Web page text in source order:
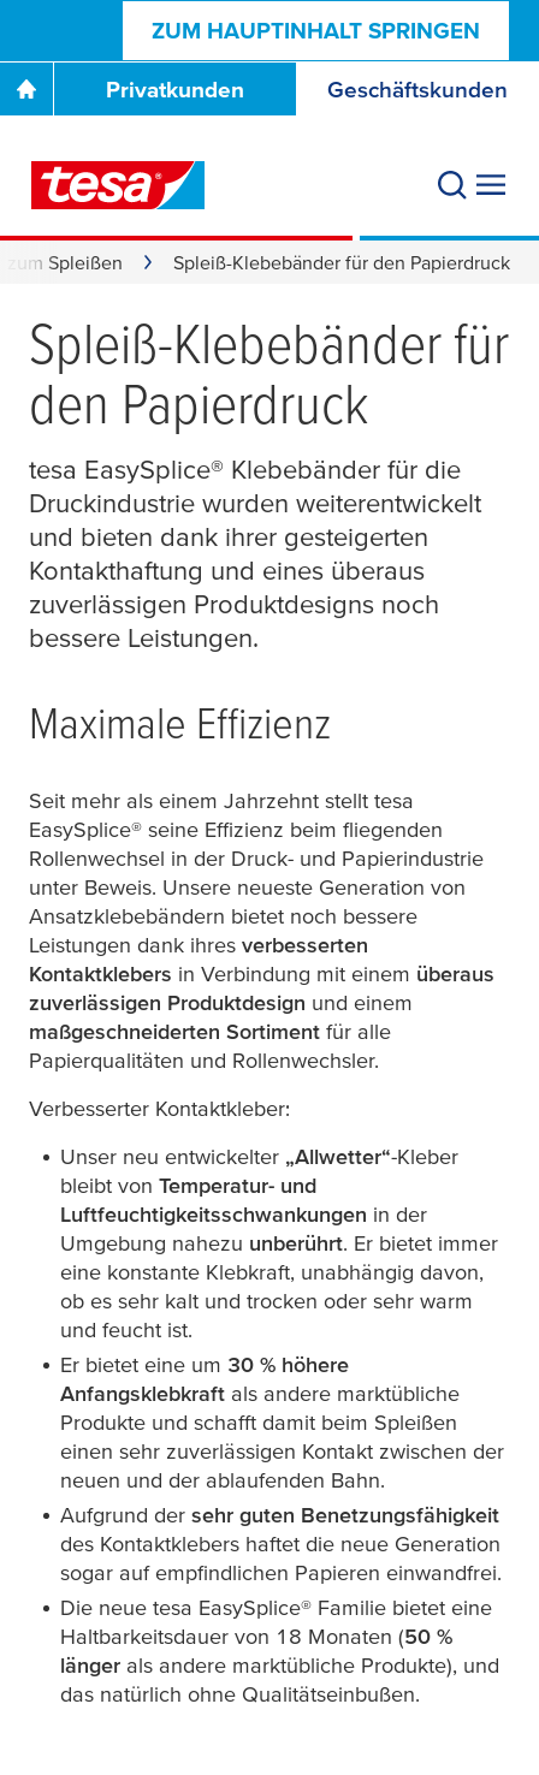
ZUM HAUPTINHALT SPRINGEN
Privatkunden Geschäftskunden
zum Spleißen Spleiß-Klebebänder für den Papierdruck
Spleiß-Klebebänder für
den Papierdruck
tesa EasySplice® Klebebänder für die
Druckindustrie wurden weiterentwickelt
und bieten dank ihrer gesteigerten
Kontakthaftung und eines überaus
zuverlässigen Produktdesigns noch
bessere Leistungen.
Maximale Effizienz
Seit mehr als einem Jahrzehnt stellt tesa
EasySplice® seine Effizienz beim fliegenden
Rollenwechsel in der Druck- und Papierindustrie
unter Beweis. Unsere neueste Generation von
Ansatzklebebändern bietet noch bessere
Leistungen dank ihres verbesserten
Kontaktklebers in Verbindung mit einem überaus
zuverlässigen Produktdesign und einem
maßgeschneiderten Sortiment für alle
Papierqualitäten und Rollenwechsler.
Verbesserter Kontaktkleber:
Unser neu entwickelter „Allwetter“-Kleber
bleibt von Temperatur- und
Luftfeuchtigkeitsschwankungen in der
Umgebung nahezu unberührt. Er bietet immer
eine konstante Klebkraft, unabhängig davon,
ob es sehr kalt und trocken oder sehr warm
und feucht ist.
Er bietet eine um 30 % höhere
Anfangsklebkraft als andere marktübliche
Produkte und schafft damit beim Spleißen
einen sehr zuverlässigen Kontakt zwischen der
neuen und der ablaufenden Bahn.
Aufgrund der sehr guten Benetzungsfähigkeit
des Kontaktklebers haftet die neue Generation
sogar auf empfindlichen Papieren einwandfrei.
Die neue tesa EasySplice® Familie bietet eine
Haltbarkeitsdauer von 18 Monaten (50 %
länger als andere marktübliche Produkte), und
das natürlich ohne Qualitätseinbußen.